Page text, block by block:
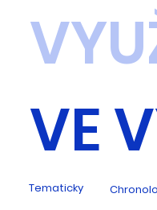
VE
Tematicky